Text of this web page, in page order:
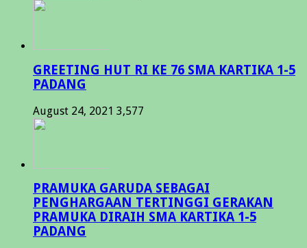
GREETING HUT RI KE 76 SMA KARTIKA 1-5
PADANG
August 24, 2021 3,577
PRAMUKA GARUDA SEBAGAI
PENGHARGAAN TERTINGGI GERAKAN
PRAMUKA DIRAIH SMA KARTIKA 1-5
PADANG